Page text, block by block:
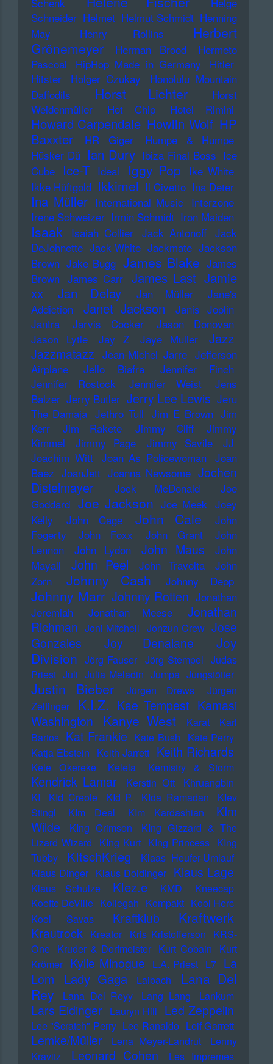
Schneider Helmet Helmut Schmidt Henning
May
Henry Rollins
Herbert
Grönemeyer
Herman Brood
Hermeto
Pascoal
HipHop Made in Germany
Hitler
Hitster
Holger Czukay
Honolulu Mountain
Daffodils
Horst Lichter
Horst
Weidenmüller
Hot Chip Hotel Rimini
Howard Carpendale Howlin Wolf HP
Baxxter
HR Giger
Humpe & Humpe
Hüsker Dü Ian Dury Ibiza Final Boss Ice
Cube
Ice-T Ideal Iggy Pop Ike White
Ikke Hüftgold Ikkimel Il Civetto Ina Deter
Ina Müller International Music Interzone
Irene Schweizer Irmin Schmidt Iron Maiden
Isaak Isaiah Collier Jack Antonoff Jack
DeJohnette Jack White Jackmate Jackson
Brown Jake Bugg James Blake James
Brown James Carr James Last Jamie
xx
Jan Delay Jan Müller
Jane's
Addiction
Janet Jackson
Janis Joplin
Jantra
Jarvis Cocker
Jason Donovan
Jason Lytle
Jay Z Jaye Muller Jazz
Jazzmatazz Jean-Michel Jarre Jefferson
Airplane
Jello Biafra
Jennifer Finch
Jennifer Rostock
Jennifer Weist
Jens
Balzer Jerry Butler Jerry Lee Lewis Jeru
The Damaja Jethro Tull Jim E Brown Jim
Kerr
Jim Rakete Jimmy Cliff
Jimmy
Kimmel
Jimmy Page Jimmy Savile
JJ
Joachim Witt Joan As Policewoman Joan
Baez JoanJett Joanna Newsome Jochen
Distelmayer
Jock McDonald
Joe
Goddard Joe Jackson Joe Meek Joey
Kelly
John Cage John Cale
John
Fogerty
John Foxx John Grant
John
Lennon
John Lydon John Maus
John
Mayall
John Peel John Travolta
John
Zorn
Johnny Cash Johnny Depp
Johnny Marr Johnny Rotten Jonathan
Jeremiah
Jonathan Meese
Jonathan
Richman Joni Mitchell Jonzun Crew Jose
Gonzales
Joy Denalane
Joy
Division Jörg Fauser Jörg Stempel Judas
Priest Juli Julia Meladin Jumpa Jungstötter
Justin Bieber Jürgen Drews
Jürgen
Zeltinger
K.I.Z. Kae Tempest Kamasi
Washington
Kanye West Karat
Karl
Bartos Kat Frankie Kate Bush Kate Perry
Katja Ebstein Keith Jarrett Keith Richards
Kele Okereke Kelela Kemistry & Storm
Kendrick Lamar Kerstin Ott
Khruangbin
KI
KId Creole KId P. KIda Ramadan
KIev
Stingl
KIm Deal KIm Kardashian
KIm
Wilde
KIng Crimson
KIng Gizzard & The
Lizard Wizard KIng Kurt KIng Princess KIng
Tubby
KItschKrieg
Klaas Heufer-Umlauf
Klaus Dinger Klaus Doldinger Klaus Lage
Klaus Schulze Klez.e KMD
Kneecap
Koefte DeVille Kollegah Kompakt Kool Herc
Kool Savas
Kraftklub Kraftwerk
Krautrock Kreator Kris Kristofferson KRS-
One Kruder & Dorfmeister Kurt Cobain Kurt
Krömer Kylie Minogue L.A. Priest L7 La
Lom
Lady Gaga Laibach
Lana Del
Rey
Lana Del Reyy Lang Lang Lankum
Lars Eidinger Lauryn Hill Led Zeppelin
Lee "Scratch" Perry Lee Ranaldo Leif Garrett
Lemke/Müller Lena Meyer-Landrut
Lenny
Kravitz
Leonard Cohen
Les Impremes